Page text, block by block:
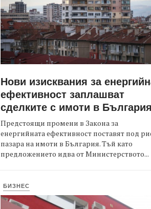
Нови изисквания за
ефективност заплашват
сделките с имоти в България
Предстоящи промени в Закона за
енергийната ефективност поставят под
пазара на имоти в България. Тъй като
предложението идва от Министерството...
БИЗНЕС